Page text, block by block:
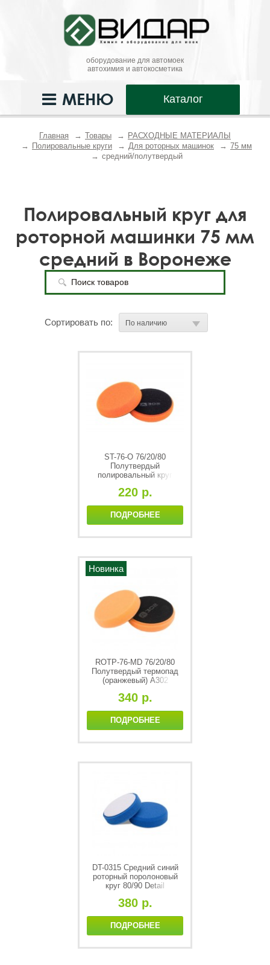
оборудование для автомоек
автохимия и автокосметика
Каталог
МЕНЮ
Главная Товары
РАСХОДНЫЕ МАТЕРИАЛЫ
Полировальные круги
Для роторных машинок
75 мм
средний/полутвердый
Полировальный круг для
роторной машинки 75 мм
средний в Воронеже
Сортировать по:
ST-76-O 76/20/80
Полутвердый
полировальный круг
PAD (ORANGE)
220 р.
ПОДРОБНЕЕ
Новинка
ROTP-76-MD 76/20/80
Полутвердый термопад
(оранжевый) А302
340 р.
ПОДРОБНЕЕ
DT-0315 Средний синий
роторный поролоновый
круг 80/90 Detail
380 р.
ПОДРОБНЕЕ